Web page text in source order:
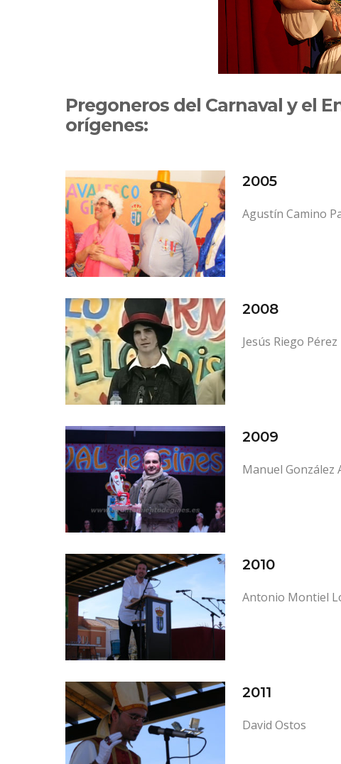
Pregoneros del Carnaval y el
orígenes:
2005
Agustín Camino
2008
Jesús Riego Pérez
2009
Manuel González
2010
Antonio Montiel
2011
David Ostos